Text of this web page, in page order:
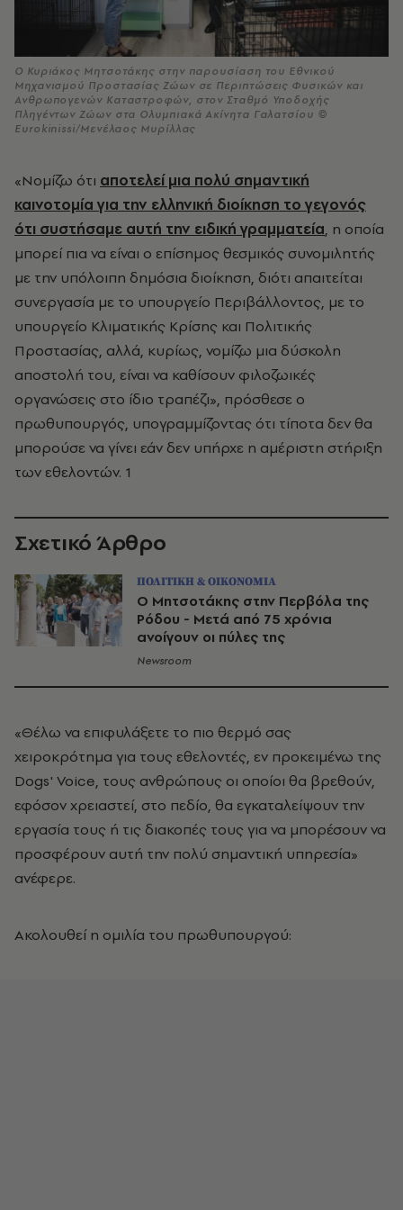
Ο Κυριάκος Μητσοτάκης στην παρουσίαση του Εθνικού
Μηχανισμού Προστασίας Ζώων σε Περιπτώσεις Φυσικών και
Ανθρωπογενών Καταστροφών, στον Σταθμό Υποδοχής
Πληγέντων Ζώων στα Ολυμπιακά Ακίνητα Γαλατσίου ©
Eurokinissi/Μενέλαος Μυρίλλας
«Νομίζω ότι αποτελεί μια πολύ σημαντική
καινοτομία για την ελληνική διοίκηση το γεγονός
ότι συστήσαμε αυτή την ειδική γραμματεία, η οποία
μπορεί πια να είναι ο επίσημος θεσμικός συνομιλητής
με την υπόλοιπη δημόσια διοίκηση, διότι απαιτείται
συνεργασία με το υπουργείο Περιβάλλοντος, με το
υπουργείο Κλιματικής Κρίσης και Πολιτικής
Προστασίας, αλλά, κυρίως, νομίζω μια δύσκολη
αποστολή του, είναι να καθίσουν φιλοζωικές
οργανώσεις στο ίδιο τραπέζι», πρόσθεσε ο
πρωθυπουργός, υπογραμμίζοντας ότι τίποτα δεν θα
μπορούσε να γίνει εάν δεν υπήρχε η αμέριστη στήριξη
των εθελοντών. 1
Σχετικό Άρθρο
ΠΟΛΙΤΙΚΗ & ΟΙΚΟΝΟΜΙΑ
Ο Μητσοτάκης στην Περβόλα της
Ρόδου - Μετά από 75 χρόνια
ανοίγουν οι πύλες της
Newsroom
«Θέλω να επιφυλάξετε το πιο θερμό σας
χειροκρότημα για τους εθελοντές, εν προκειμένω της
Dogs' Voice, τους ανθρώπους οι οποίοι θα βρεθούν,
εφόσον χρειαστεί, στο πεδίο, θα εγκαταλείψουν την
εργασία τους ή τις διακοπές τους για να μπορέσουν να
προσφέρουν αυτή την πολύ σημαντική υπηρεσία»
ανέφερε.
Ακολουθεί η ομιλία του πρωθυπουργού: